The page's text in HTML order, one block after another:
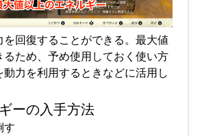
回復することができる。最大値
るため、予め使用しておく使い方
動力を利用するときなどに活用し
ーの入手方法
す